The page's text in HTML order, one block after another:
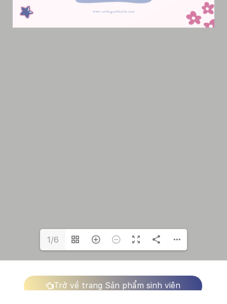
1/6
Trở về trang Sản phẩm sinh viên